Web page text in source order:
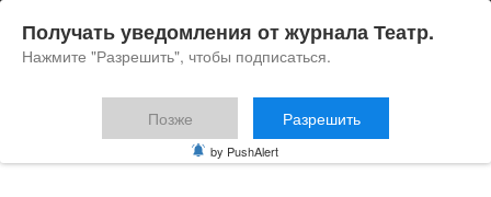
ImPulsTanz
Получать уведомления от журнала Театр.
Нажмите "Разрешить", чтобы подписаться.
Позже Разрешить
by PushAlert